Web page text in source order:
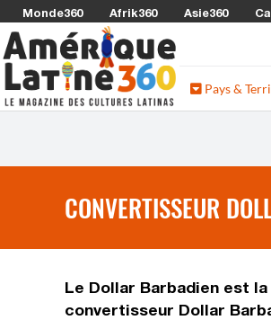
Monde360 Afrik360 Asie360
Pays &
CONVERTISSEUR
Le Dollar Barbadien est
convertisseur Dollar